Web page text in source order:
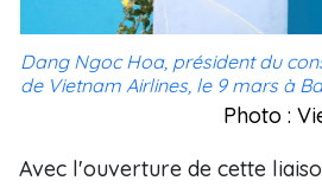
Dang Ngoc Hoa, président du
de Vietnam Airlines, le 9 mars à
Photo :
Avec l'ouverture de cette